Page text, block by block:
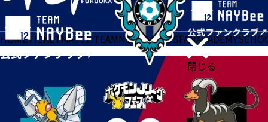
閉じる
HOMETICKETMATCHTEAMNEWSGOODSFANACADEMY